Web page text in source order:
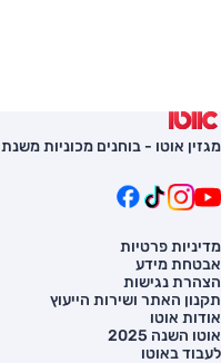
מגזין אוטו - בוחנים מכוניות משנת 1986
מדיניות פרטיות
אבטחת מידע
הצהרת נגישות
תקנון האתר ושירות הייעוץ
אודות אוטו
אוטו השנה 2025
לעבוד באוטו